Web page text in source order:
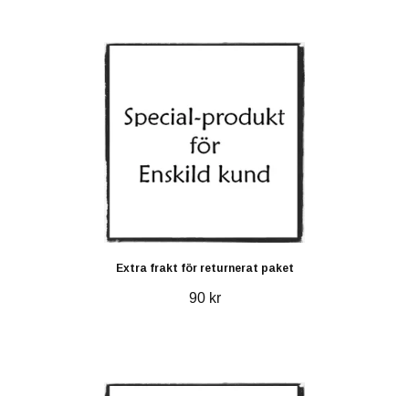
Extra frakt för returnerat paket
90 kr